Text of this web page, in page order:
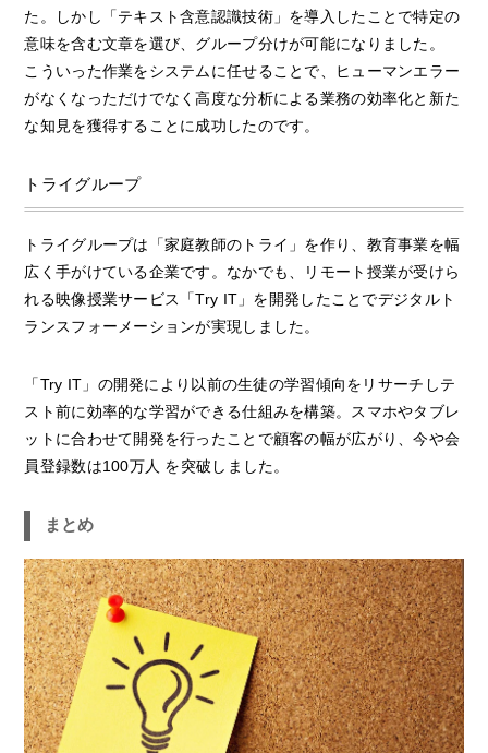
た。しかし「テキスト含意認識技術」を導入したことで特定の
意味を含む文章を選び、グループ分けが可能になりました。
こういった作業をシステムに任せることで、ヒューマンエラー
がなくなっただけでなく高度な分析による業務の効率化と新た
な知見を獲得することに成功したのです。
トライグループ
トライグループは「家庭教師のトライ」を作り、教育事業を幅
広く手がけている企業です。なかでも、リモート授業が受けら
れる映像授業サービス「Try IT」を開発したことでデジタルト
ランスフォーメーションが実現しました。
「Try IT」の開発により以前の生徒の学習傾向をリサーチしテ
スト前に効率的な学習ができる仕組みを構築。スマホやタブレ
ットに合わせて開発を行ったことで顧客の幅が広がり、今や会
員登録数は100万人 を突破しました。
まとめ